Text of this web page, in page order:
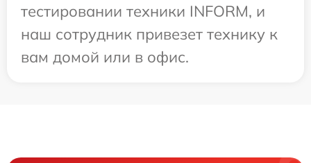
тестировании техники INFORM, и
наш сотрудник привезет технику к
вам домой или в офис.